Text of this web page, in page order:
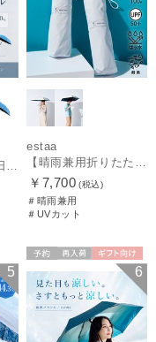
【折りたたみ断熱日傘】エスタ (estaa) ハニカム断熱パラソル 55㎝ 折りたたみ傘 晴雨兼用 遮光100 UV100
estaa
【晴雨兼用折りたたみ日傘】エスタ(estaa)REIKYAKUパラソル 54㎝ 世界初の放射冷却素材ラディクール 遮光100 UV100 耐風
￥7,700 (税込)
＃晴雨兼用
＃UVカット
5
ギフト向け
UNISEX
6